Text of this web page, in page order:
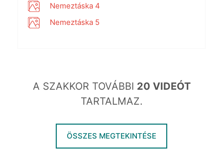
Nemeztáska 4
Nemeztáska 5
A SZAKKOR TOVÁBBI 20 VIDEÓT
TARTALMAZ.
ÖSSZES MEGTEKINTÉSE